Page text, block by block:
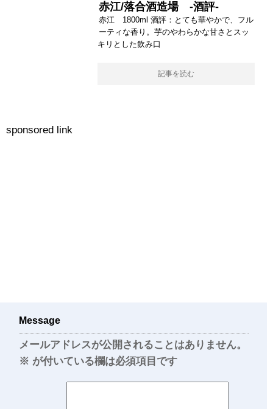
赤江/落合酒造場 -酒評-
赤江 1800ml 酒評：とても華やかで、フル
ーティな香り。芋のやわらかな甘さとスッ
キリとした飲み口
記事を読む
sponsored link
Message
メールアドレスが公開されることはありません。
※ が付いている欄は必須項目です